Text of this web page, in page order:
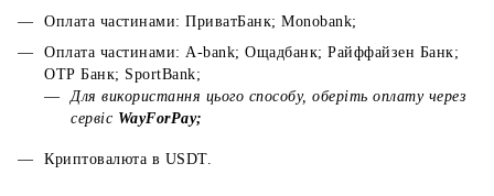
Оплата частинами: ПриватБанк; Monobank;
Оплата частинами: A-bank; Ощадбанк; Райффайзен Банк;
ОТР Банк; SportBank;
Для використання цього способу, оберіть оплату через
сервіс WayForPay;
Криптовалюта в USDT.